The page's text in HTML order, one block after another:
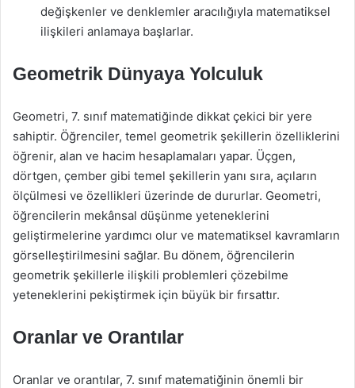
değişkenler ve denklemler aracılığıyla matematiksel
ilişkileri anlamaya başlarlar.
Geometrik Dünyaya Yolculuk
Geometri, 7. sınıf matematiğinde dikkat çekici bir yere
sahiptir. Öğrenciler, temel geometrik şekillerin özelliklerini
öğrenir, alan ve hacim hesaplamaları yapar. Üçgen,
dörtgen, çember gibi temel şekillerin yanı sıra, açıların
ölçülmesi ve özellikleri üzerinde de dururlar. Geometri,
öğrencilerin mekânsal düşünme yeteneklerini
geliştirmelerine yardımcı olur ve matematiksel kavramların
görselleştirilmesini sağlar. Bu dönem, öğrencilerin
geometrik şekillerle ilişkili problemleri çözebilme
yeteneklerini pekiştirmek için büyük bir fırsattır.
Oranlar ve Orantılar
Oranlar ve orantılar, 7. sınıf matematiğinin önemli bir